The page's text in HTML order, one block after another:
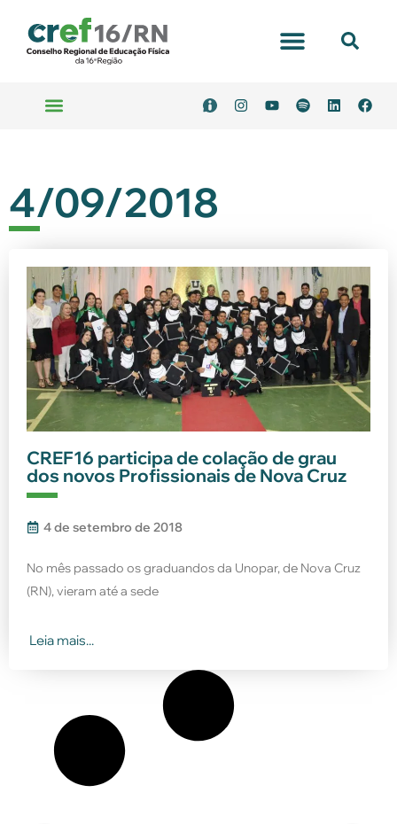
4/09/2018
CREF16 participa de colação de grau
dos novos Profissionais de Nova Cruz
4 de setembro de 2018
No mês passado os graduandos da Unopar, de Nova Cruz
(RN), vieram até a sede
Leia mais...